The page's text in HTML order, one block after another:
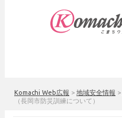
Komachi Web広報 > 地域安全情報 >
（長岡市防災訓練について）